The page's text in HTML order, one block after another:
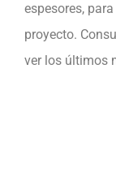
espesores,
proyecto.
ver los últimos